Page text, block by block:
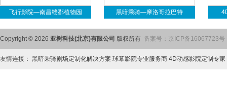
飞行影院—南昌赣鄱植物园 黑暗乘骑—摩洛哥拉巴特
Copyright © 2026 亚树科技(北京)有限公司 版权所有 备案号： 京ICP备16067723号
友情连接： 黑暗乘骑剧场定制化解决方案 球幕影院专业服务商 4D动感影院定制专家